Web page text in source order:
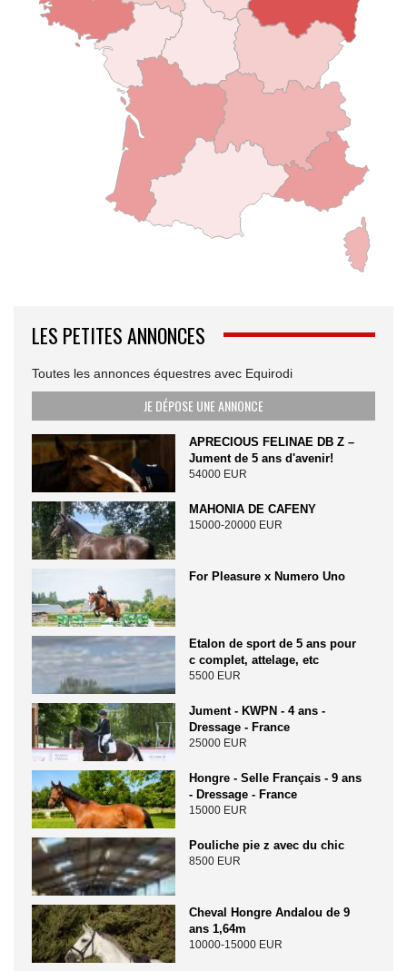
LES PETITES ANNONCES
Toutes les annonces équestres avec Equirodi
JE DÉPOSE UNE ANNONCE
APRECIOUS FELINAE DB Z –
Jument de 5 ans d'avenir!
54000 EUR
MAHONIA DE CAFENY
15000-20000 EUR
For Pleasure x Numero Uno
Etalon de sport de 5 ans pour
c complet, attelage, etc
5500 EUR
Jument - KWPN - 4 ans -
Dressage - France
25000 EUR
Hongre - Selle Français - 9 ans
- Dressage - France
15000 EUR
Pouliche pie z avec du chic
8500 EUR
Cheval Hongre Andalou de 9
ans 1,64m
10000-15000 EUR